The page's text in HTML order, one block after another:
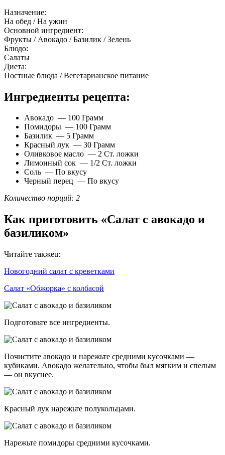
Назначение:
На обед / На ужин
Основной ингредиент:
Фрукты / Авокадо / Базилик / Зелень
Блюдо:
Салаты
Диета:
Постные блюда / Вегетарианское питание
Ингредиенты рецепта:
Авокадо — 100 Грамм
Помидоры — 100 Грамм
Базилик — 5 Грамм
Красный лук — 30 Грамм
Оливковое масло — 2 Ст. ложки
Лимонный сок — 1/2 Ст. ложки
Соль — По вкусу
Черный перец — По вкусу
Количество порций: 2
Как приготовить «Салат с авокадо и
базиликом»
Читайте такжеu:
Новогодний салат с креветками
Салат «Обжорка» с колбасой
Подготовьте все ингредиенты.
Почистите авокадо и нарежьте средними кусочками —
кубиками. Авокадо желательно, чтобы был мягким и спелым
— он вкуснее.
Красный лук нарежьте полукольцами.
Нарежьте помидоры средними кусочками.